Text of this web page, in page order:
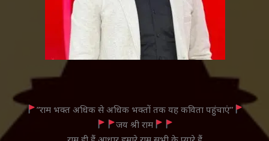
”राम भक्त अधिक से अधिक भक्तों तक यह कविता पहुंचाएं”
जय श्री राम